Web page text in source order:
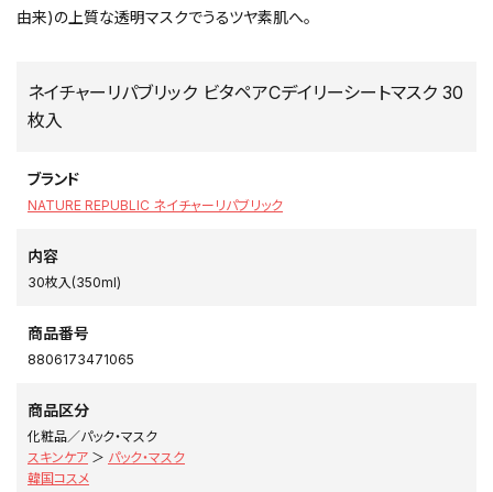
由来)の上質な透明マスクでうるツヤ素肌へ。
ネイチャーリパブリック ビタペアCデイリーシートマスク 30
枚入
ブランド
NATURE REPUBLIC ネイチャーリパブリック
内容
30枚入(350ml)
商品番号
8806173471065
商品区分
化粧品／パック・マスク
スキンケア ＞ パック・マスク
韓国コスメ